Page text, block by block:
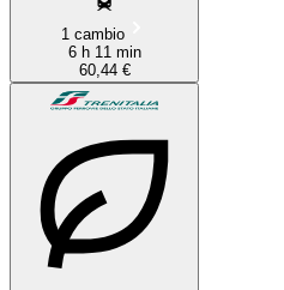
1 cambio
6 h 11 min
60,44 €